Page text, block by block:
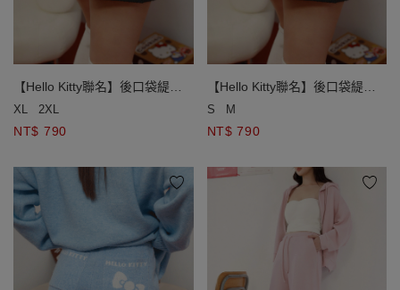
【Hello Kitty聯名】後口袋緹花
圖案針織短褲
XL 2XL
NT$ 790
【Hello Kitty聯名】後口袋緹花
圖案針織短褲
S M
NT$ 790